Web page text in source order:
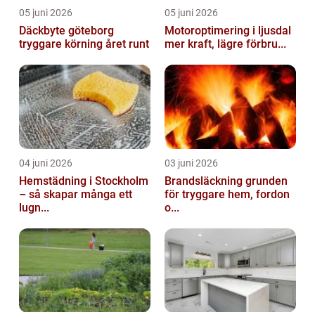
05 juni 2026
Däckbyte göteborg
tryggare körning året runt
05 juni 2026
Motoroptimering i ljusdal
mer kraft, lägre förbru...
04 juni 2026
Hemstädning i Stockholm
– så skapar många ett
lugn...
03 juni 2026
Brandsläckning grunden
för tryggare hem, fordon
o...